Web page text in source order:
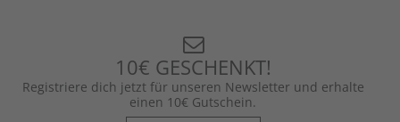
10€ GESCHENKT!
Registriere dich jetzt für unseren Newsletter und erhalte
einen 10€ Gutschein.